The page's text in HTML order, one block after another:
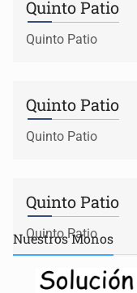
Quinto Patio
Quinto Patio
Quinto Patio
Quinto Patio
Quinto Patio
Quinto Patio
NuestrosMonos